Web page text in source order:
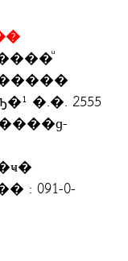
�.�. 2555
091-0-